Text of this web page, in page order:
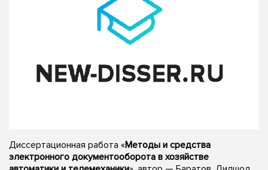
Диссертационная работа «Методы и средства
электронного документооборота в хозяйстве